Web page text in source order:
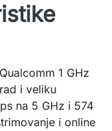
1 GHz
i veliku
na 5 GHz i 574
i online